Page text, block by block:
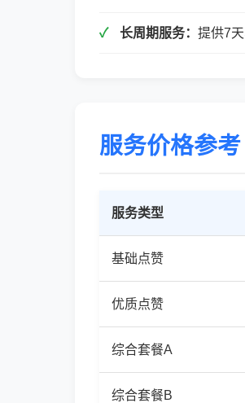
长周期服务： 提供7
服务价格参考
服务类型
基础点赞
优质点赞
综合套餐A
综合套餐B